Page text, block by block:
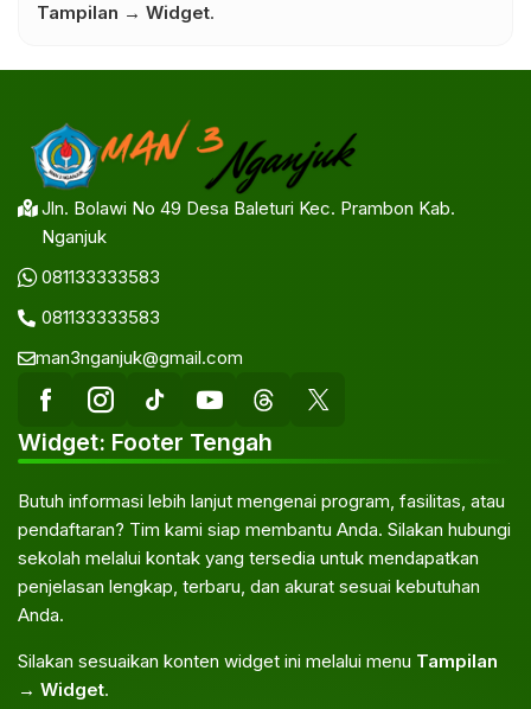
Tampilan → Widget.
Jln. Bolawi No 49 Desa Baleturi Kec. Prambon Kab.
Nganjuk
081133333583
081133333583
man3nganjuk@gmail.com
Widget: Footer Tengah
Butuh informasi lebih lanjut mengenai program, fasilitas, atau
pendaftaran? Tim kami siap membantu Anda. Silakan hubungi
sekolah melalui kontak yang tersedia untuk mendapatkan
penjelasan lengkap, terbaru, dan akurat sesuai kebutuhan
Anda.
Silakan sesuaikan konten widget ini melalui menu Tampilan
→ Widget.